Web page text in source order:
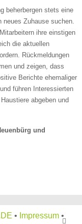
beherbergen stets eine
Zuhause suchen.
ihre einstigen
die aktuellen
Rückmeldungen
und zeigen, dass
Berichte ehemaliger
führen Interessierten
abgeben und
und
• Impressum•